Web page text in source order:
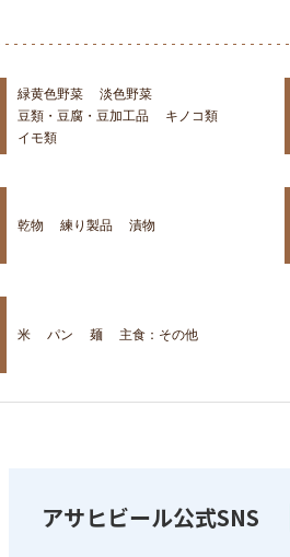
緑黄色野菜
淡色野菜
豆類・豆腐・豆加工品
キノコ類
イモ類
乾物 練り製品 漬物
米 パン 麺 主食：その他
アサヒビール公式SNS